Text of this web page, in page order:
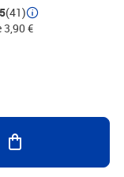
(41)
€